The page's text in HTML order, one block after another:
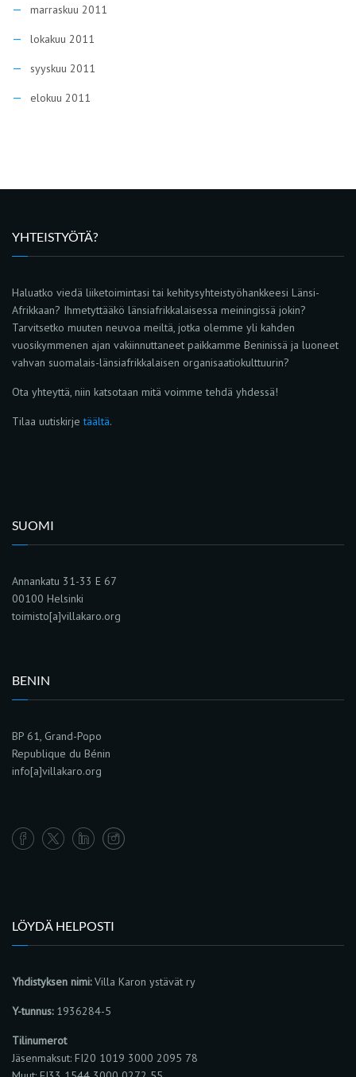
marraskuu 2011
lokakuu 2011
syyskuu 2011
elokuu 2011
YHTEISTYÖTÄ?
Haluatko viedä liiketoimintasi tai kehitysyhteistyöhankkeesi Länsi-
Afrikkaan? Ihmetyttääkö länsiafrikkalaisessa meiningissä jokin?
Tarvitsetko muuten neuvoa meiltä, jotka olemme yli kahden
vuosikymmenen ajan vakiinnuttaneet paikkamme Beninissä ja luoneet
vahvan suomalais-länsiafrikkalaisen organisaatiokulttuurin?
Ota yhteyttä, niin katsotaan mitä voimme tehdä yhdessä!
Tilaa uutiskirjetäältä.
SUOMI
Annankatu 31-33 E 67
00100 Helsinki
toimisto[a]villakaro.org
BENIN
BP 61, Grand-Popo
Republique du Bénin
info[a]villakaro.org
LÖYDÄ HELPOSTI
Yhdistyksen nimi:Villa Karon ystävät ry
Y-tunnus:1936284-5
Tilinumerot
Jäsenmaksut: FI20 1019 3000 2095 78